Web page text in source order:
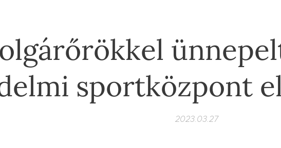
sportközpont
2023.03.27